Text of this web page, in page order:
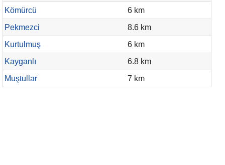
Kömürcü
6 km
Pekmezci
8.6 km
Kurtulmuş
6 km
Kayganlı
6.8 km
Muştullar
7 km